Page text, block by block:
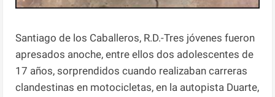
Santiago de los Caballeros, R.D.-Tres jóvenes fueron
apresados anoche, entre ellos dos adolescentes de
17 años, sorprendidos cuando realizaban carreras
clandestinas en motocicletas, en la autopista Duarte,